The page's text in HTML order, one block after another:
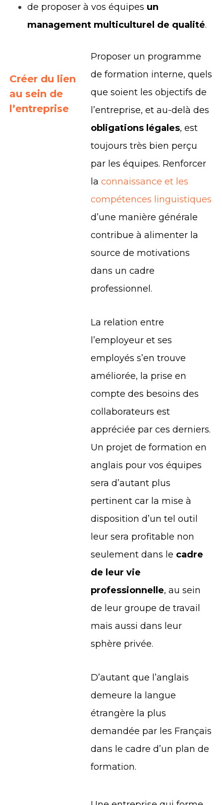
de proposer à vos équipes un
management multiculturel de qualité.
Créer du lien
au sein de
l’entreprise
Proposer un programme
de formation interne, quels
que soient les objectifs de
l’entreprise, et au-delà des
obligations légales, est
toujours très bien perçu
par les équipes. Renforcer
la connaissance et les
compétences linguistiques
d’une manière générale
contribue à alimenter la
source de motivations
dans un cadre
professionnel.
La relation entre
l’employeur et ses
employés s’en trouve
améliorée, la prise en
compte des besoins des
collaborateurs est
appréciée par ces derniers.
Un projet de formation en
anglais pour vos équipes
sera d’autant plus
pertinent car la mise à
disposition d’un tel outil
leur sera profitable non
seulement dans le cadre
de leur vie
professionnelle, au sein
de leur groupe de travail
mais aussi dans leur
sphère privée.
D’autant que l’anglais
demeure la langue
étrangère la plus
demandée par les Français
dans le cadre d’un plan de
formation.